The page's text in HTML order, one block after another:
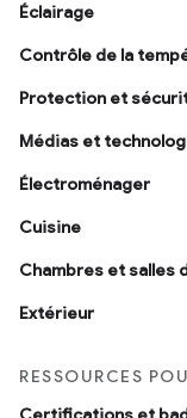
Éclairage
Contrôle de la
Protection et
Médias et
Électroménager
Cuisine
Chambres et salles
Extérieur
RESSOURCES